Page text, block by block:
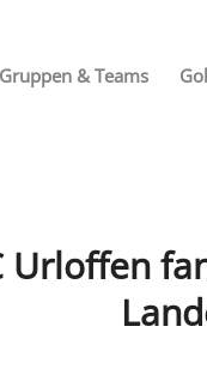
Gruppen & Teams
Urloffen